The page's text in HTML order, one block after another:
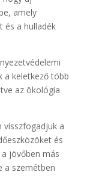
amely
és a hulladék
a keletkező több
az ökológia
visszfogadjuk a
és
jövőben más
a szemétben